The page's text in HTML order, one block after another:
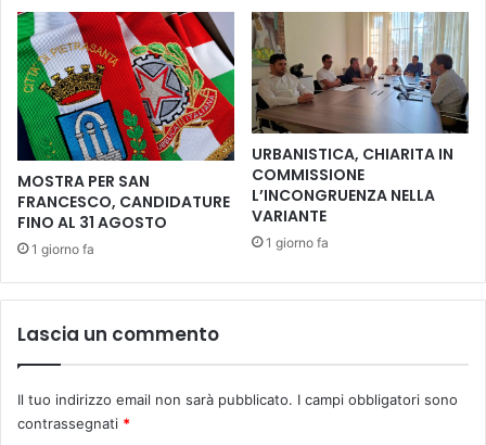
a
r
i
e
t
d
i
E
m
p
l
a
l
m
c
e
n
t
r
a
E
m
p
o
i
c
h
e
MOSTRA PER SAN
FRANCESCO, CANDIDATURE
FINO AL 31 AGOSTO
1 giorno fa
URBANISTICA, CHIARITA IN
COMMISSIONE
L’INCONGRUENZA NELLA
VARIANTE
1 giorno fa
Lascia un commento
Il tuo indirizzo email non sarà pubblicato. I campi obbligatori sono
contrassegnati *